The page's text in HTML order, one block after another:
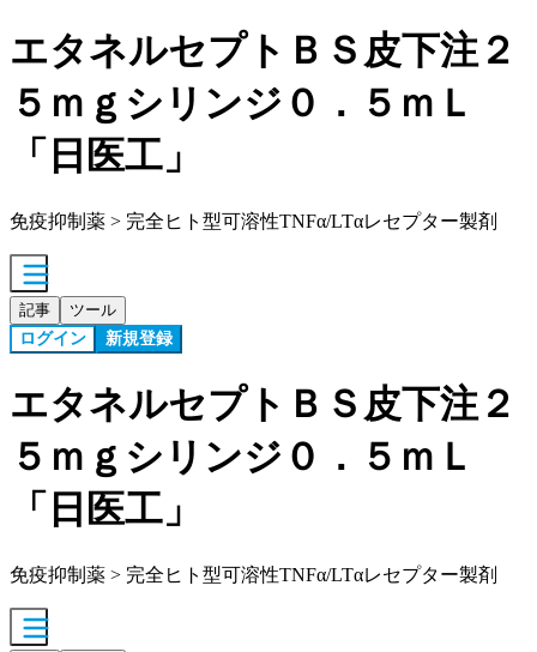
エタネルセプトＢＳ皮下注２
５ｍｇシリンジ０．５ｍＬ
「日医工」
免疫抑制薬 > 完全ヒト型可溶性TNFα/LTαレセプター製剤
記事 ツール
ログイン 新規登録
エタネルセプトＢＳ皮下注２
５ｍｇシリンジ０．５ｍＬ
「日医工」
免疫抑制薬 > 完全ヒト型可溶性TNFα/LTαレセプター製剤